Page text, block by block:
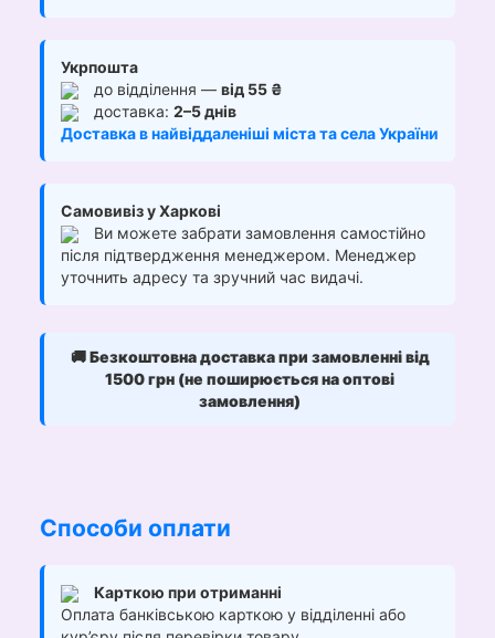
Укрпошта
до відділення — від 55 ₴
доставка: 2–5 днів
Доставка в найвіддаленіші міста та села України
Самовивіз у Харкові
Ви можете забрати замовлення самостійно
після підтвердження менеджером. Менеджер
уточнить адресу та зручний час видачі.
🚚Безкоштовна доставка при замовленні від
1500 грн (не поширюється на оптові
замовлення)
Способи оплати
Карткою при отриманні
Оплата банківською карткою у відділенні або